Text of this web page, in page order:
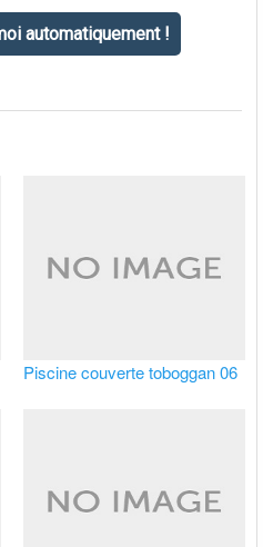
Piscine couverte toboggan 06